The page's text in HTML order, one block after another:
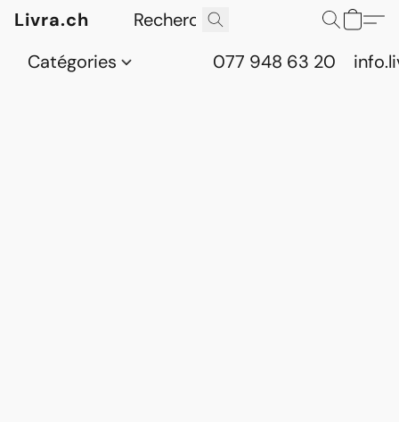
Livra.ch
Catégories
077 948 63 20